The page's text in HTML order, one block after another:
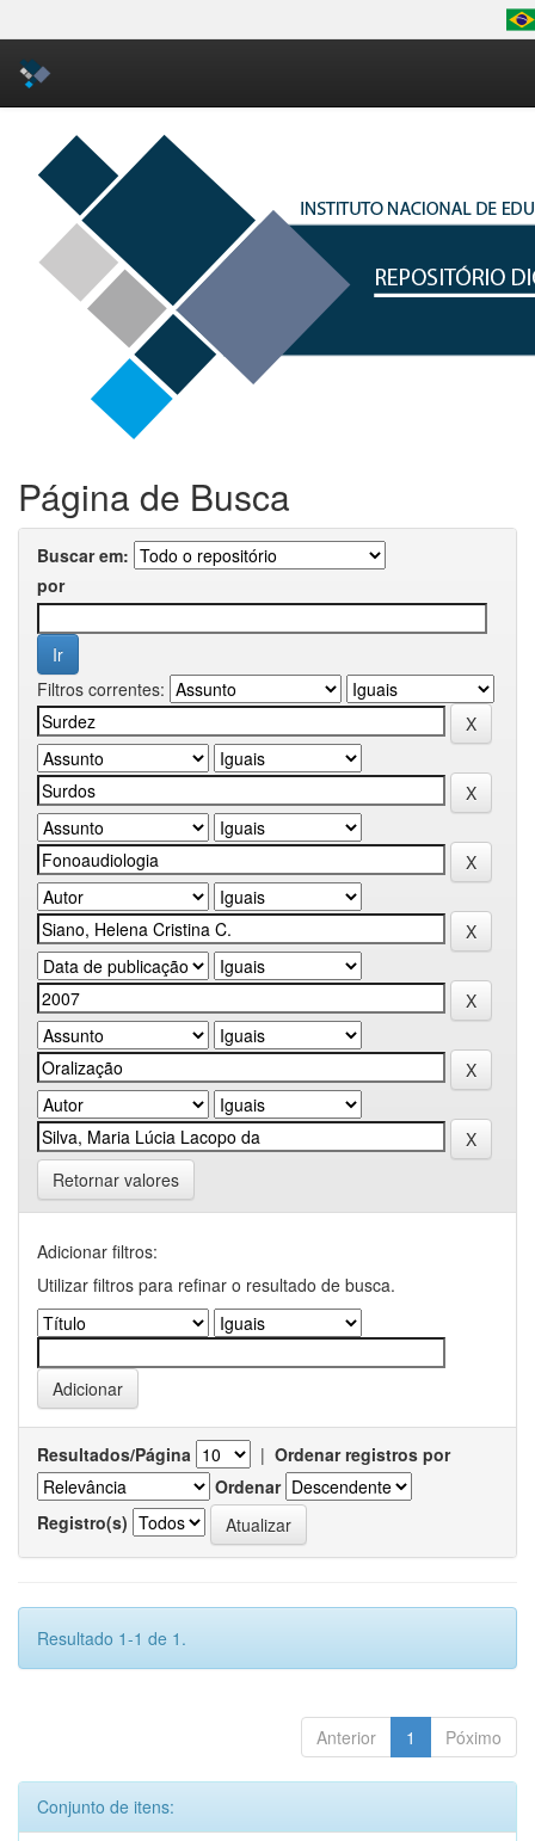
Skip
navigation
Página de Busca
Buscar em:
por
Filtros correntes:
Retornar valores
Adicionar filtros:
Utilizar filtros para refinar o resultado de busca.
Resultados/Página | Ordenar registros por
Ordenar
Registro(s)
Resultado 1-1 de 1.
Anterior 1 Póximo
Conjunto de itens: